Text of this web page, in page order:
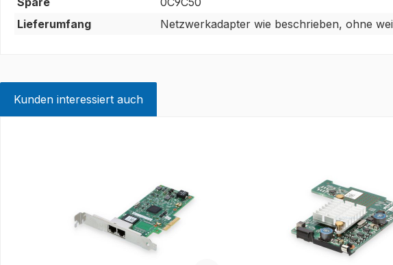
Lieferumfang
Netzwerkadapter wie beschrieben, ohne
Kunden interessiert auch